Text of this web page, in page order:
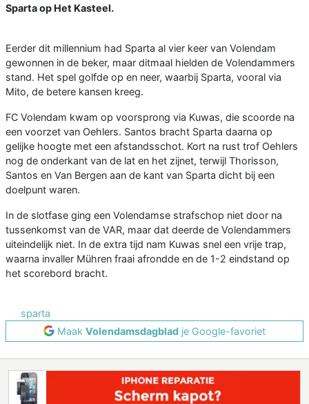
Sparta op Het Kasteel.
Eerder dit millennium had Sparta al vier keer van Volendam
gewonnen in de beker, maar ditmaal hielden de Volendammers
stand. Het spel golfde op en neer, waarbij Sparta, vooral via
Mito, de betere kansen kreeg.
FC Volendam kwam op voorsprong via Kuwas, die scoorde na
een voorzet van Oehlers. Santos bracht Sparta daarna op
gelijke hoogte met een afstandsschot. Kort na rust trof Oehlers
nog de onderkant van de lat en het zijnet, terwijl Thorisson,
Santos en Van Bergen aan de kant van Sparta dicht bij een
doelpunt waren.
In de slotfase ging een Volendamse strafschop niet door na
tussenkomst van de VAR, maar dat deerde de Volendammers
uiteindelijk niet. In de extra tijd nam Kuwas snel een vrije trap,
waarna invaller Mühren fraai afrondde en de 1-2 eindstand op
het scorebord bracht.
sparta
Maak Volendamsdagblad je Google-favoriet